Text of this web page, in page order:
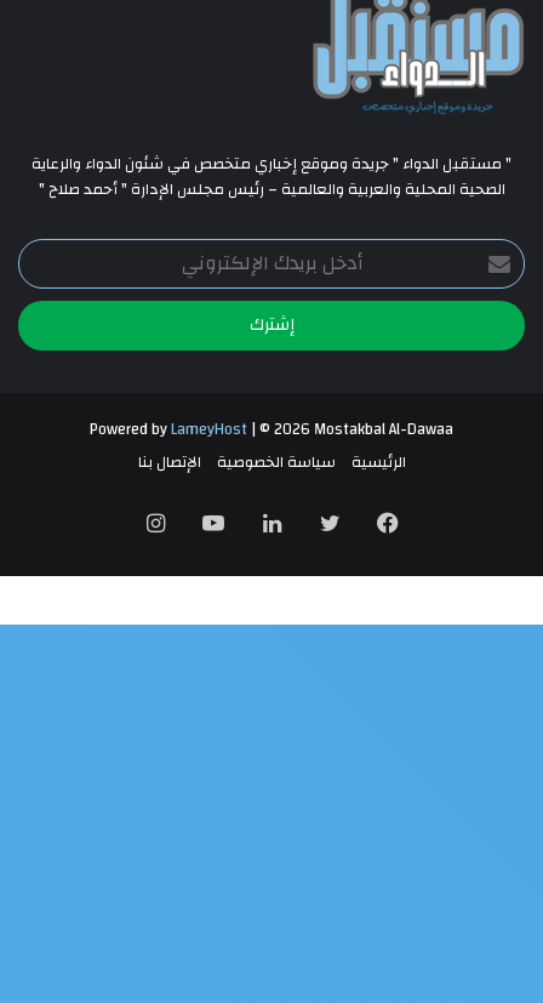
" مستقبل الدواء " جريدة وموقع إخباري متخصص في شئون الدواء والرعاية
الصحية المحلية والعربية والعالمية – رئيس مجلس الإدارة " أحمد صلاح "
أدخل
بريدك
الإلكتروني
Powered byLameyHost| © 2026 Mostakbal Al-Dawaa
الرئيسية
سياسة الخصوصية الإتصال بنا
فيسبوك تويتر لينكدإنيوتيوبانستقرام